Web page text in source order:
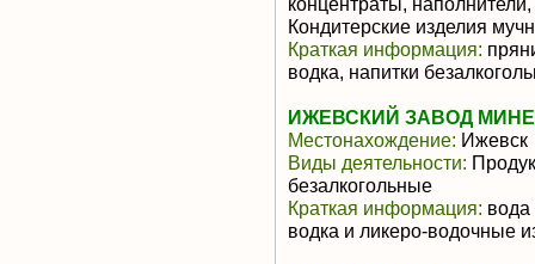
Кондитерские изделия
Краткая информация:
водка, напитки
ИЖЕВСКИЙ ЗАВОД
Местонахождение: Ижевск
Виды деятельности:
безалкогольные
Краткая информация: вода
водка и ликеро-водочные